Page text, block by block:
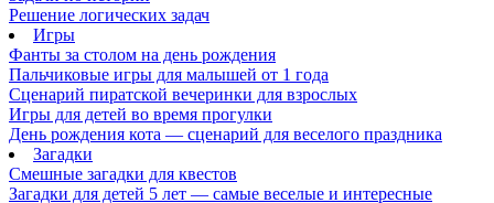
Решение логических задач
Игры
Фанты за столом на день рождения
Пальчиковые игры для малышей от 1 года
Сценарий пиратской вечеринки для взрослых
Игры для детей во время прогулки
День рождения кота — сценарий для веселого праздника
Загадки
Смешные загадки для квестов
Загадки для детей 5 лет — самые веселые и интересные